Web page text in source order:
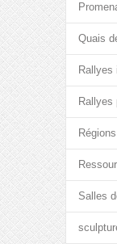
Quais
Rallyes
Rallyes
Régions
Salles